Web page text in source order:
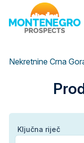
Nekretnine Crna
Ključna riječ